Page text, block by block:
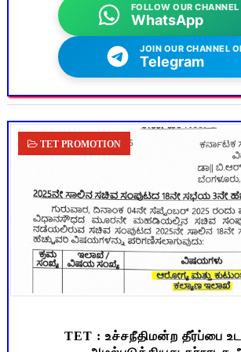
FOLLOW OUR CHANNEL
WhatsApp
JOIN OUR CHANNEL
Telegram
TET PROMOTION
TET : உச்சநீதிமன்ற தீர்ப்பை